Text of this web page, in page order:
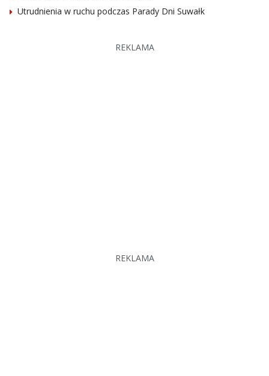
Utrudnienia w ruchu podczas Parady Dni Suwałk
REKLAMA
REKLAMA